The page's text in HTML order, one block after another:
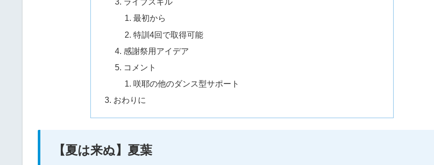
最初から
特訓4回で取得可能
感謝祭用アイデア
コメント
咲耶の他のダンス型サポート
おわりに
【夏は来ぬ】夏葉